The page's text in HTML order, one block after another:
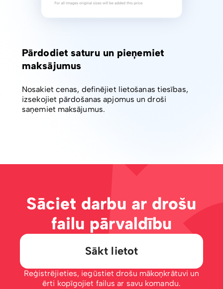
Pārdodiet saturu un pieņemiet
maksājumus
Nosakiet cenas, definējiet lietošanas tiesības,
izsekojiet pārdošanas apjomus un droši
saņemiet maksājumus.
Sāciet darbu ar drošu
failu pārvaldību
Sākt lietot
Reģistrējieties, iegūstiet drošu mākoņkrātuvi un
ērti kopīgojiet failus ar savu komandu.